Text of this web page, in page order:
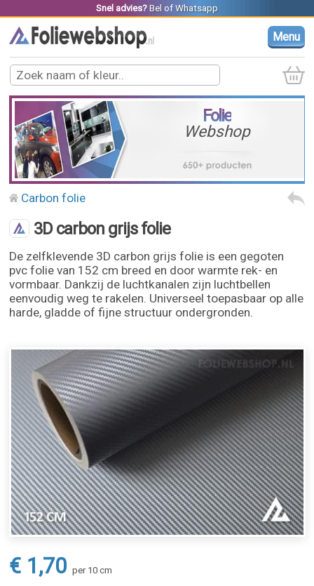
Snel advies? Belof Whatsapp
Menu
Folie
Webshop
Carbon folie
3D carbon grijs folie
De zelfklevende 3D carbon grijs folie is een gegoten
pvc folie van 152 cm breed en door warmte rek- en
vormbaar. Dankzij de luchtkanalen zijn luchtbellen
eenvoudig weg te rakelen. Universeel toepasbaar op alle
harde, gladde of fijne structuur ondergronden.
€ 1,70 per 10 cm